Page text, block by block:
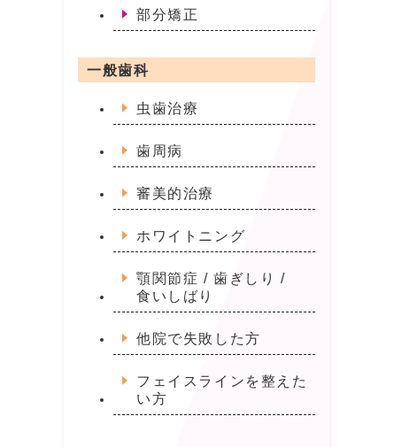
部分矯正
一般歯科
虫歯治療
歯周病
審美的治療
ホワイトニング
顎関節症 / 歯ぎしり /
食いしばり
他院で失敗した方
フェイスラインを整えた
い方